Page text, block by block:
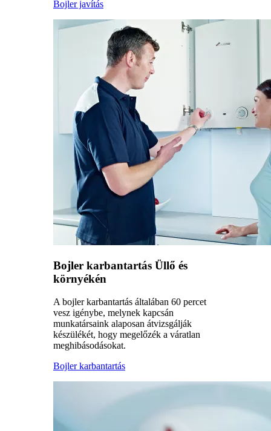
Bojler javítás
Bojler karbantartás Üllő és
környékén
A bojler karbantartás általában 60 percet
vesz igénybe, melynek kapcsán
munkatársaink alaposan átvizsgálják
készülékét, hogy megelőzék a váratlan
meghibásodásokat.
Bojler karbantartás